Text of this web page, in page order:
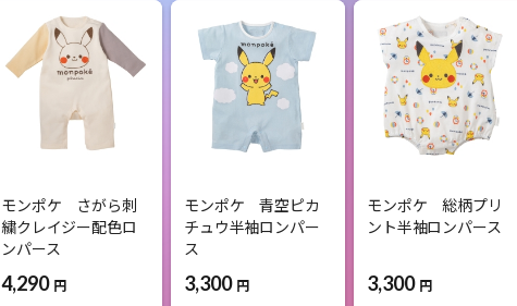
モンポケ さがら刺
繍クレイジー配色ロ
ンパース
4,290 円
モンポケ 青空ピカ
チュウ半袖ロンパー
ス
3,300 円
モンポケ 総柄プリ
ント半袖ロンパース
3,300 円